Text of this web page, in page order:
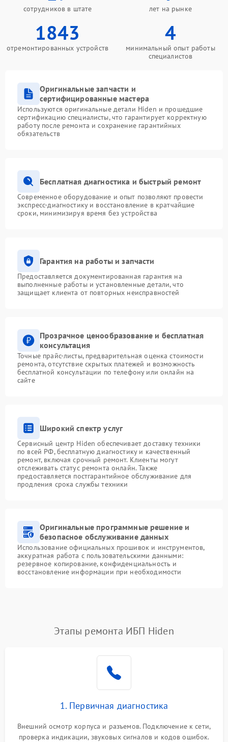
сотрудников в штате лет на рынке
1843
отремонтированных устройств
4
минимальный опыт работы
специалистов
Оригинальные запчасти и
сертифицированные мастера
Используются оригинальные детали Hiden и прошедшие
сертификацию специалисты, что гарантирует корректную
работу после ремонта и сохранение гарантийных
обязательств
Бесплатная диагностика и быстрый ремонт
Современное оборудование и опыт позволяют провести
экспресс-диагностику и восстановление в кратчайшие
сроки, минимизируя время без устройства
Гарантия на работы и запчасти
Предоставляется документированная гарантия на
выполненные работы и установленные детали, что
защищает клиента от повторных неисправностей
Прозрачное ценообразование и бесплатная
консультация
Точные прайс-листы, предварительная оценка стоимости
ремонта, отсутствие скрытых платежей и возможность
бесплатной консультации по телефону или онлайн на
сайте
Широкий спектр услуг
Сервисный центр Hiden обеспечивает доставку техники
по всей РФ, бесплатную диагностику и качественный
ремонт, включая срочный ремонт. Клиенты могут
отслеживать статус ремонта онлайн. Также
предоставляется постгарантийное обслуживание для
продления срока службы техники
Оригинальные программные решение и
безопасное обслуживание данных
Использование официальных прошивок и инструментов,
аккуратная работа с пользовательскими данными:
резервное копирование, конфиденциальность и
восстановление информации при необходимости
Этапы ремонта ИБП Hiden
1. Первичная диагностика
Внешний осмотр корпуса и разъемов. Подключение к сети,
проверка индикации, звуковых сигналов и кодов ошибок.